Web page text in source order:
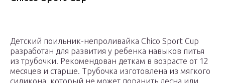
Детский поильник-непроливайка Chico Sport Cup
разработан для развития у ребенка навыков питья
из трубочки. Рекомендован деткам в возрасте от 12
месяцев и старше. Трубочка изготовлена из мягкого
силикона, который не может поранить десна или